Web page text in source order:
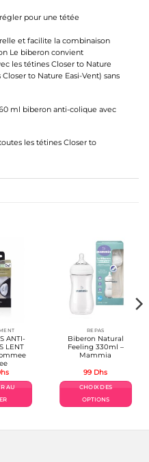
pour une tétée
et facilite la combinaison
Le biberon convient
les tétines Closer to Nature
to Nature Easi-Vent) sans
ml biberon anti-colique avec
les tétines Closer to
ANTI-
LENT
AU
REPAS
Biberon Natural
Feeling 330ml –
Mammia
99 Dhs
CHOIX DES
OPTIONS
a